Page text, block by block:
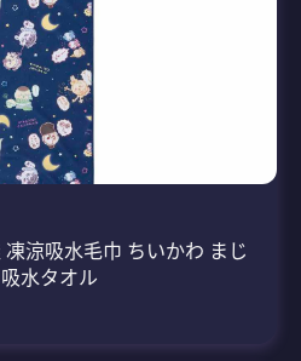
涼吸水毛巾 ちいかわ まじ
水タオル